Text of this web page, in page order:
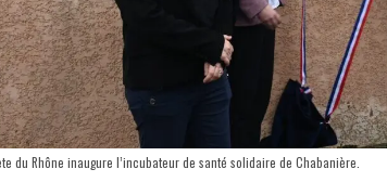
du Rhône inaugure l’incubateur de santé solidaire de Chabanière.